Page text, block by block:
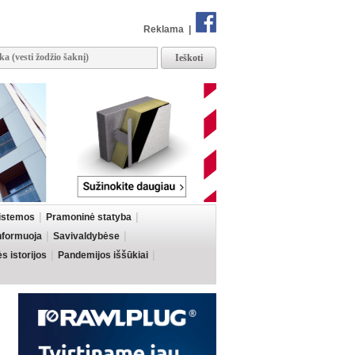
Reklama
Pramoninė statyba
Savivaldybėse
istorijos
Pandemijos iššūkiai